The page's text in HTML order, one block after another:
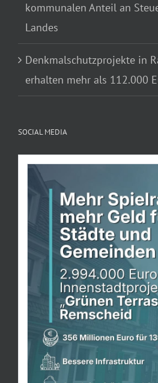
kommunalen Anteil an
Landes
Denkmalschutzprojekte in
erhalten mehr als 112.000
SOCIAL MEDIA